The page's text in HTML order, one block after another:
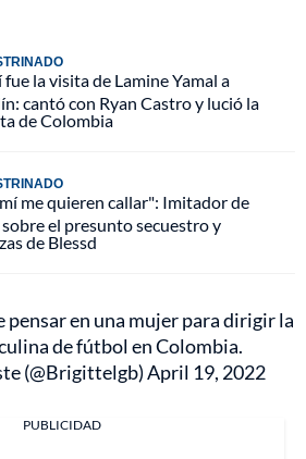
fue la visita de Lamine Yamal a
cantó con Ryan Castro y lució la
de Colombia
me quieren callar": Imitador de
el presunto secuestro y
de Blessd
pensar en una mujer para dirigir la
de fútbol en Colombia.
(@Brigittelgb)April 19, 2022
PUBLICIDAD